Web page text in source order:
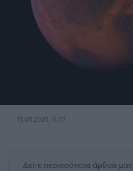
15.05.2025, 11:07
Δείτε περισσότερα άρθρα μας